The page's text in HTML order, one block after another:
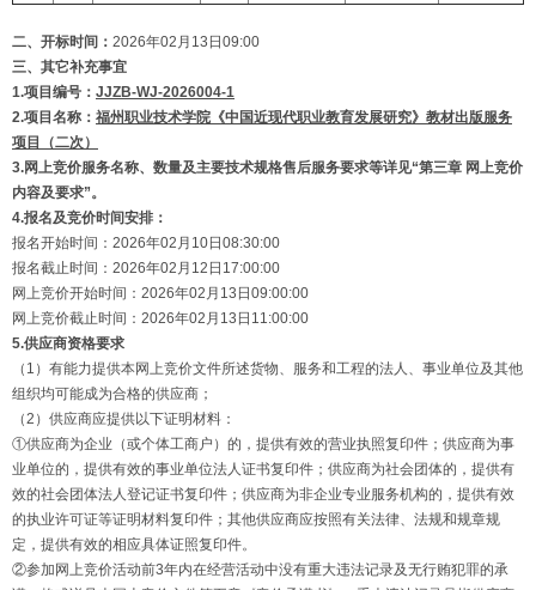
二、开标时间： 2026年02月13日09:00
三、其它补充事宜
1.项目编号： JJZB-WJ-2026004-1
2.项目名称： 福州职业技术学院《中国近现代职业教育发展研究》教材出版服务
项目（二次）
3.网上竞价服务名称、数量及主要技术规格售后服务要求等详见“第三章 网上竞价
内容及要求”。
4.报名及竞价时间安排：
报名开始时间：2026年02月10日08:30:00
报名截止时间：2026年02月12日17:00:00
网上竞价开始时间：2026年02月13日09:00:00
网上竞价截止时间：2026年02月13日11:00:00
5.供应商资格要求
（1）有能力提供本网上竞价文件所述货物、服务和工程的法人、事业单位及其他
组织均可能成为合格的供应商；
（2）供应商应提供以下证明材料：
①供应商为企业（或个体工商户）的，提供有效的营业执照复印件；供应商为事
业单位的，提供有效的事业单位法人证书复印件；供应商为社会团体的，提供有
效的社会团体法人登记证书复印件；供应商为非企业专业服务机构的，提供有效
的执业许可证等证明材料复印件；其他供应商应按照有关法律、法规和规章规
定，提供有效的相应具体证照复印件。
②参加网上竞价活动前3年内在经营活动中没有重大违法记录及无行贿犯罪的承